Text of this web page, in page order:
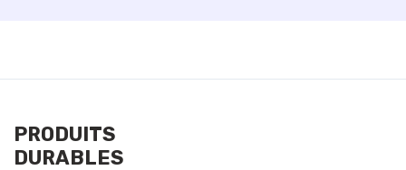
PRODUITS
DURABLES